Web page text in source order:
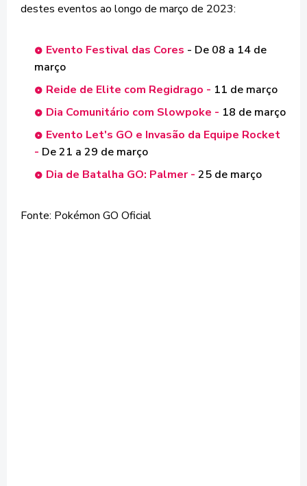
destes eventos ao longo de março de 2023:
Evento Festival das Cores - De 08 a 14 de
março
Reide de Elite com Regidrago - 11 de março
Dia Comunitário com Slowpoke - 18 de março
Evento Let's GO e Invasão da Equipe Rocket
- De 21 a 29 de março
Dia de Batalha GO: Palmer - 25 de março
Fonte: Pokémon GO Oficial